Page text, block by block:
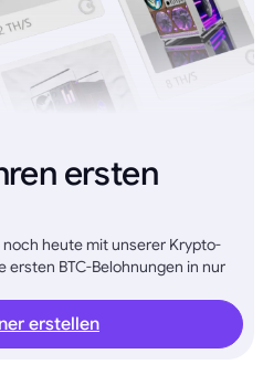
ersten
noch heute mit unserer Krypto-
ersten BTC-Belohnungen in nur
erstellen